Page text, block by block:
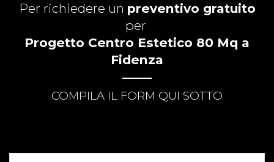
Per richiedere un preventivo gratuito
per
Progetto Centro Estetico 80 Mq a
Fidenza
COMPILA IL FORM QUI SOTTO